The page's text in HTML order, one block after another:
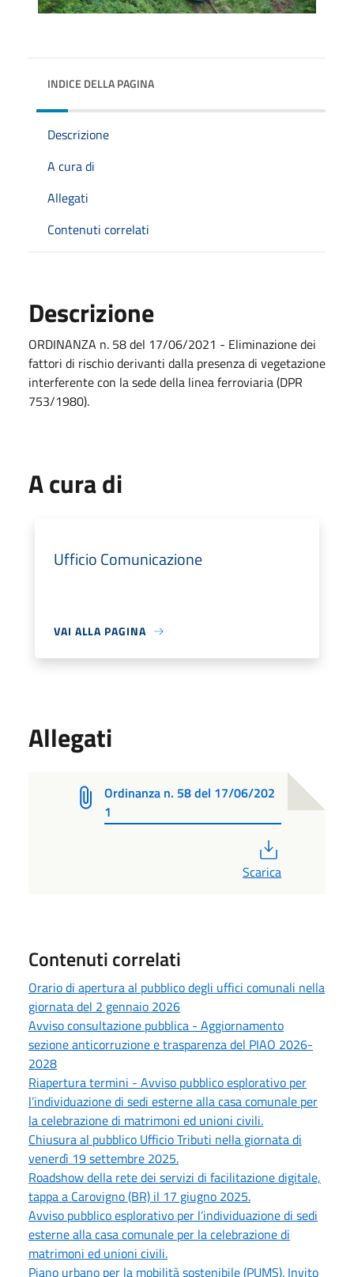
INDICE DELLA PAGINA
Descrizione
A cura di
Allegati
Contenuti correlati
Descrizione
ORDINANZA n. 58 del 17/06/2021 - Eliminazione dei
fattori di rischio derivanti dalla presenza di vegetazione
interferente con la sede della linea ferroviaria (DPR
753/1980).
A cura di
Ufficio Comunicazione
VAI ALLA PAGINA
Allegati
Ordinanza n. 58 del 17/06/202
1
Scarica
Contenuti correlati
Orario di apertura al pubblico degli uffici comunali nella
giornata del 2 gennaio 2026
Avviso consultazione pubblica - Aggiornamento
sezione anticorruzione e trasparenza del PIAO 2026-
2028
Riapertura termini - Avviso pubblico esplorativo per
l’individuazione di sedi esterne alla casa comunale per
la celebrazione di matrimoni ed unioni civili.
Chiusura al pubblico Ufficio Tributi nella giornata di
venerdì 19 settembre 2025.
Roadshow della rete dei servizi di facilitazione digitale,
tappa a Carovigno (BR) il 17 giugno 2025.
Avviso pubblico esplorativo per l’individuazione di sedi
esterne alla casa comunale per la celebrazione di
matrimoni ed unioni civili.
Piano urbano per la mobilità sostenibile (PUMS). Invito